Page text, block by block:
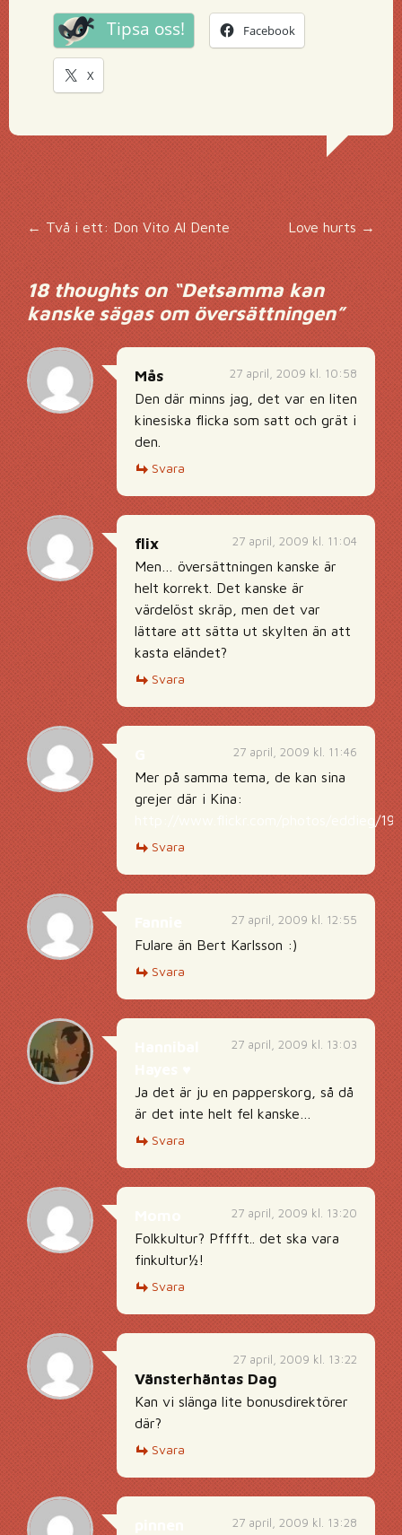
Tipsa oss! Facebook
X
Inläggsnavigering
←Två i ett: Don Vito Al Dente Love hurts→
18 thoughts on “Detsamma kan
kanske sägas om översättningen”
27 april, 2009 kl. 10:58
Mås
Den där minns jag, det var en liten
kinesiska flicka som satt och grät i
den.
Svara
27 april, 2009 kl. 11:04
flix
Men… översättningen kanske är
helt korrekt. Det kanske är
värdelöst skräp, men det var
lättare att sätta ut skylten än att
kasta eländet?
Svara
27 april, 2009 kl. 11:46
Mer på samma tema, de kan sina
grejer där i Kina:
http://www.flickr.com/photos/eddieg/
Svara
27 april, 2009 kl. 12:55
Fulare än Bert Karlsson :)
Svara
27 april, 2009 kl. 13:03
Ja det är ju en papperskorg, så då
är det inte helt fel kanske…
Svara
27 april, 2009 kl. 13:20
Folkkultur? Pfffft.. det ska vara
finkultur½!
Svara
27 april, 2009 kl. 13:22
Vänsterhäntas Dag
Kan vi slänga lite bonusdirektörer
där?
Svara
27 april, 2009 kl. 13:28